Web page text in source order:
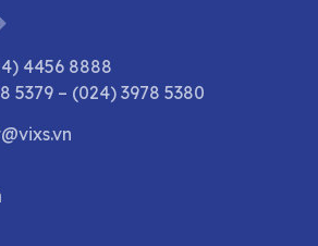
4456 8888
5379 – (024) 3978 5380